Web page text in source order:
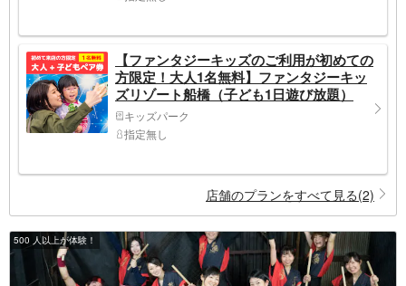
【ファンタジーキッズのご利用が初めての
方限定！大人1名無料】ファンタジーキッ
ズリゾート船橋（子ども1日遊び放題）
キッズパーク
指定無し
店舗のプランをすべて見る(2)
500 人以上が体験！